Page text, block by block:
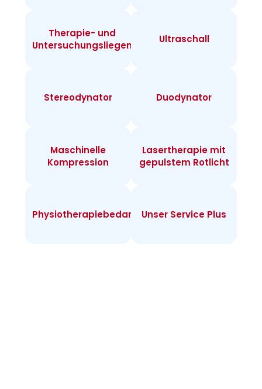
Therapie- und
Untersuchungsliegen
Ultraschall
Stereodynator Duodynator
Maschinelle
Kompression
Lasertherapie mit
gepulstem Rotlicht
Physiotherapiebedarf Unser Service Plus